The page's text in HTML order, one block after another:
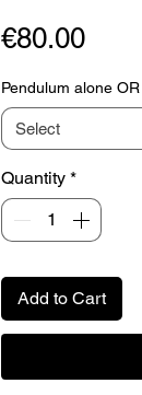
€80.00Price
Pendulum alone
Select
Quantity *
Add to Cart